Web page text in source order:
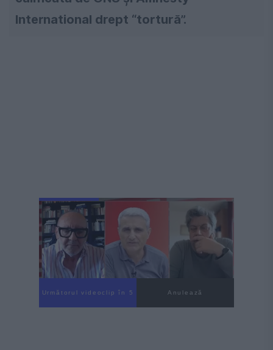
International drept “tortură”.
Următorul videoclip în 4 Anulează